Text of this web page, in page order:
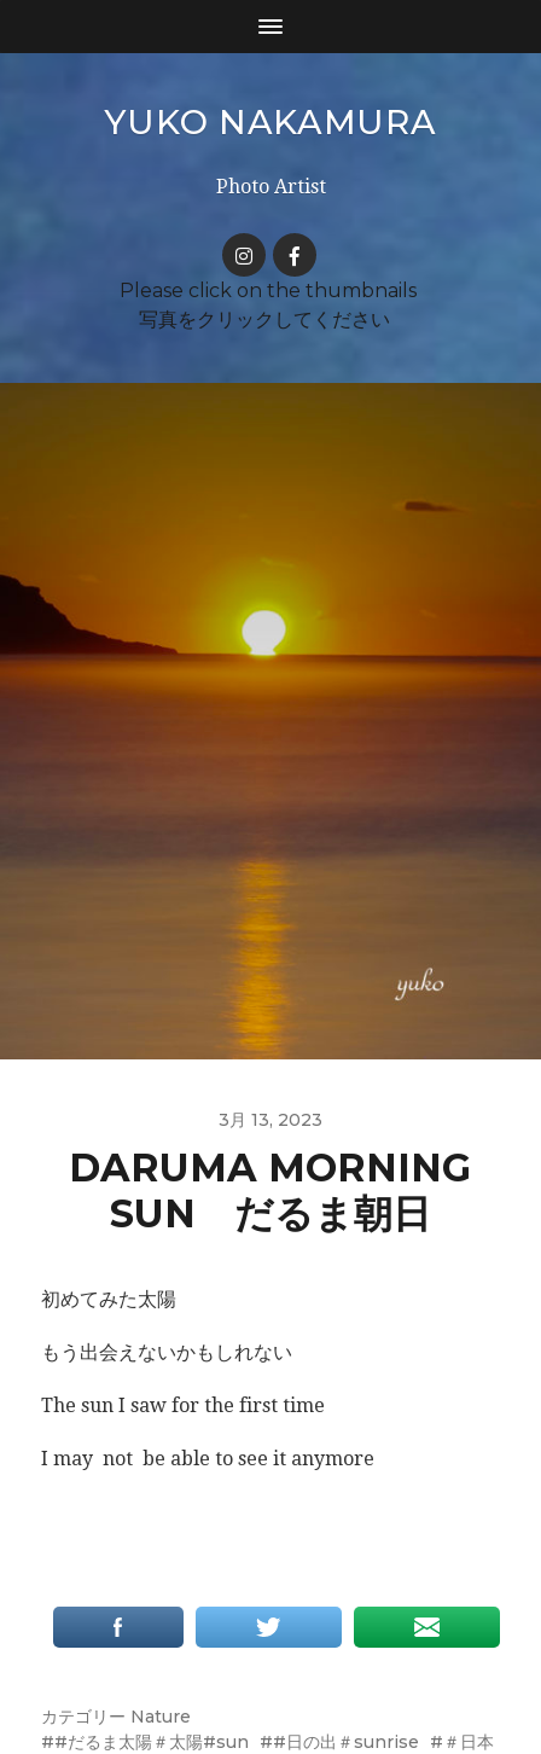
YUKO NAKAMURA
Photo Artist
3月 13, 2023
DARUMA MORNING
SUN だるま朝日
初めてみた太陽
もう出会えないかもしれない
The sun I saw for the first time
I may not be able to see it anymore
カテゴリー Nature
#だるま太陽＃太陽#sun
#日の出＃sunrise
＃日本